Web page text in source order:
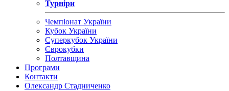
Турніри
Чемпіонат України
Кубок України
Суперкубок України
Єврокубки
Полтавщина
Програми
Контакти
Олександр Стадниченко